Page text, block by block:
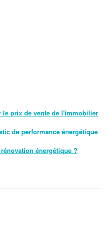
le prix de vente de l'immobilier
de performance énergétique
énergétique ?